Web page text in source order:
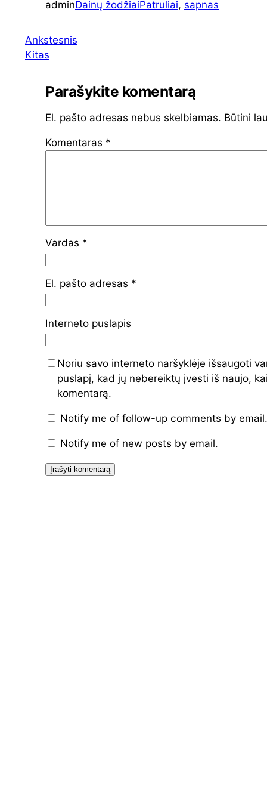
adminDainų žodžiaiPatruliai, sapnas
Ankstesnis
Kitas
Parašykite komentarą
El. pašto adresas nebus skelbiamas. Būtini
Komentaras *
Vardas *
El. pašto adresas *
Interneto puslapis
Noriu savo interneto naršyklėje išsaugoti
puslapį, kad jų nebereiktų įvesti iš naujo,
komentarą.
Notify me of follow-up comments by email.
Notify me of new posts by email.